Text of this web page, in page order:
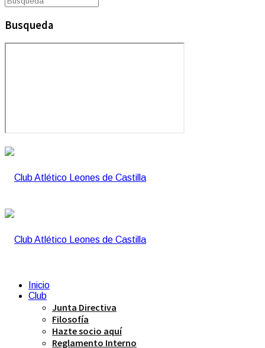
Busqueda
Inicio
Club
Junta Directiva
Filosofía
Hazte socio aquí
Reglamento Interno